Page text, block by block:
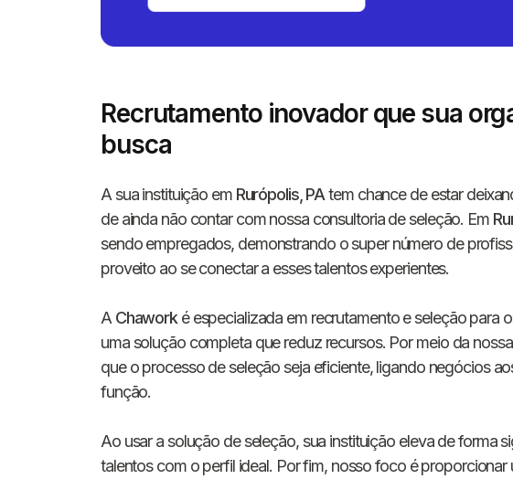
Recrutamento inovador que sua
busca
A sua instituição em Rurópolis, PAtem chance de estar
de ainda não contar com nossa consultoria de seleção. Em
sendo empregados, demonstrando o super número de
proveito ao se conectar a esses talentos experientes.
A Chawork é especializada em recrutamento e seleção para
uma solução completa que reduz recursos. Por meio da
que o processo de seleção seja eficiente, ligando negócios
função.
Ao usar a solução de seleção, sua instituição eleva de forma
talentos com o perfil ideal. Por fim, nosso foco é